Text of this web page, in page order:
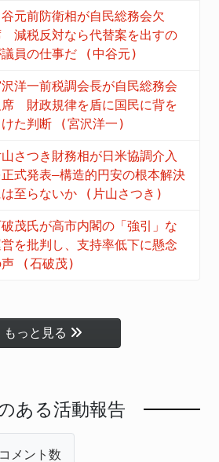
元前防衛相が自民総務会欠
減税反対なら代替案を出すの
議員の仕事だ (中谷元)
洋一前税調会長が自民総務会
席 財政規律を盾に国民に背を
けた判断 (宮沢洋一)
山さつき財務相が日米協調介入
正式発表―構造的円安の根本解決
は至らないか (片山さつき)
茂氏が高市内閣の「強引」な
を批判し、支持率低下に懸念
声 (石破茂)
もっと見る
ある活動報告
コメント数